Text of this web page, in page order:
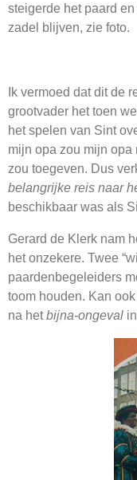
steigerde het paard
zadel blijven, zie foto.
Ik vermoed dat dit de
grootvader het toen
het spelen van Sint
mijn opa zou mijn
zou toegeven. Dus
belangrijke reis naar
beschikbaar was als
Gerard de Klerk nam
het onzekere. Twee
paardenbegeleiders
toom houden. Kan
na hetbijna-ongeval